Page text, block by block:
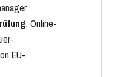
: Online-
EU-